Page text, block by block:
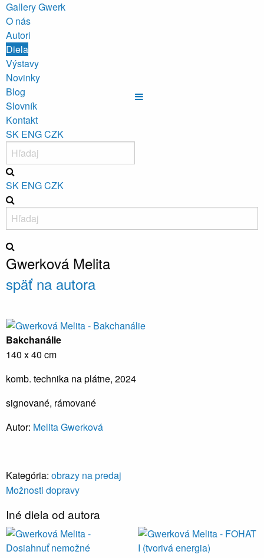
Gallery Gwerk
O nás
Autori
Diela
Výstavy
Novinky
Blog
Slovník
Kontakt
SK ENGCZK
SK ENGCZK
Gwerková Melita
späť na autora
Bakchanálie
140 x 40 cm
komb. technika na plátne, 2024
signované, rámované
Autor: Melita Gwerková
Kategória: obrazy na predaj
Možnosti dopravy
Iné diela od autora